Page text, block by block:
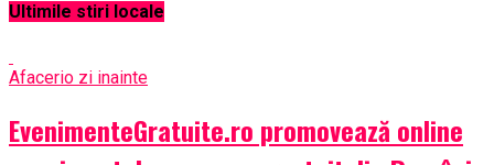
Ultimile stiri locale
Afacerio zi inainte
EvenimenteGratuite.ro promovează online